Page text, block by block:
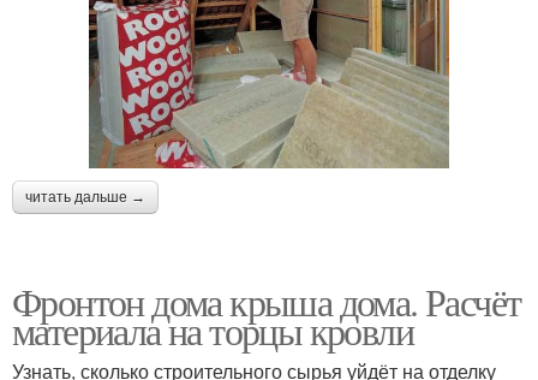
читать дальше →
Фронтон дома крыша дома. Расчёт
материала на торцы кровли
Узнать, сколько строительного сырья уйдёт на отделку